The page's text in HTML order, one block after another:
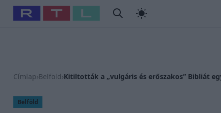
Babits Marcella #Szellő István #Most Wanted
Címlap›Belföld›Kitiltották a „vulgáris és erőszakos” Bibliát
Belföld